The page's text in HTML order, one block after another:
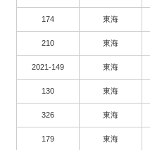
174 東海
210 東海
2021-149 東海
130 東海
326 東海
179 東海